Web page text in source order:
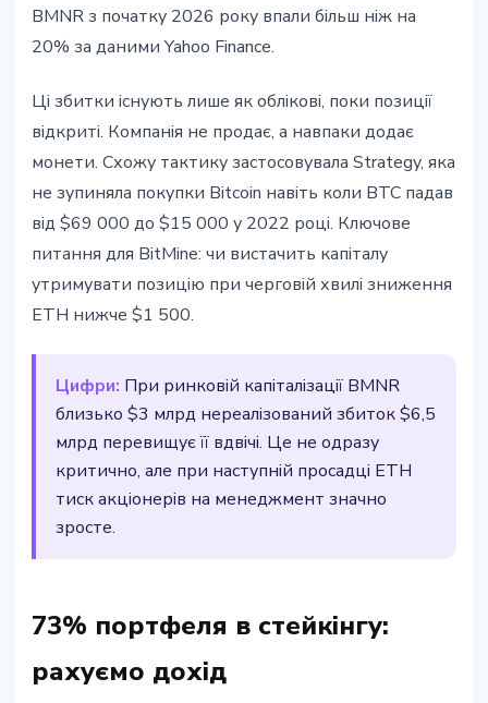
BMNR з початку 2026 року впали більш ніж на
20% за даними Yahoo Finance.
Ці збитки існують лише як облікові, поки позиції
відкриті. Компанія не продає, а навпаки додає
монети. Схожу тактику застосовувала Strategy, яка
не зупиняла покупки Bitcoin навіть коли BTC падав
від $69 000 до $15 000 у 2022 році. Ключове
питання для BitMine: чи вистачить капіталу
утримувати позицію при черговій хвилі зниження
ETH нижче $1 500.
Цифри: При ринковій капіталізації BMNR
близько $3 млрд нереалізований збиток $6,5
млрд перевищує її вдвічі. Це не одразу
критично, але при наступній просадці ETH
тиск акціонерів на менеджмент значно
зросте.
73% портфеля в стейкінгу:
рахуємо дохід